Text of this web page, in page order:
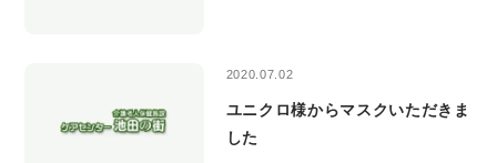
ユニクロ様からマスクいただきま
した
2020.07.02